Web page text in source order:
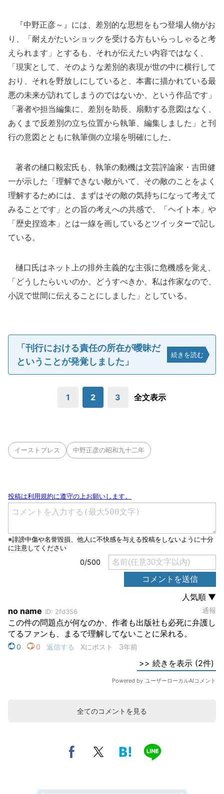
『中野正彦～』には、差別的な思想をもつ登場人物がお
り、「耐えがたいショックを受ける方もいらっしゃると考
えられます」とするも、それが伝えたい内容ではなく、
「現実として、そのような差別的表現が世の中に横行して
おり、それを野放しにしていると、本書に描かれている最
悪の未来が訪れてしまうのではないか、という作品です」
「著者や担当編集に、差別を助長、扇動する意図はなく、
あくまで反差別の立ち位置から執筆、編集しました」と刊
行の意図とともに執筆側の立場を明確にした。
著者の樋口毅宏氏も、執筆の動機は文芸評論家・吉田健
一が示した「理解できない敵がいて、その敵のことをよく
理解するためには、まずはその敵の気持ちになって考えて
みることです」との旨の考えへの共感で、「ヘイト本」や
「歴史捏造本」とは一線を画しているとツイッターで記し
ている。
樋口氏はネット上の排外主義的な主張に危機感を覚え、
「どうしたらいいのか。どうすべきか。私は作家なので、
小説で世間に伝えることにしました」としている。
「刊行における責任の所在が曖昧だ
ということが発覚しました」
続きを読む
1 2 3 全文表示
イーストプレス 中野正彦の昭和九十二年
全てのコメントを見る